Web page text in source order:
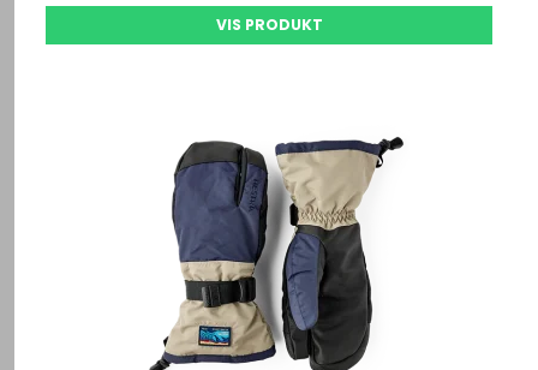
VIS PRODUKT